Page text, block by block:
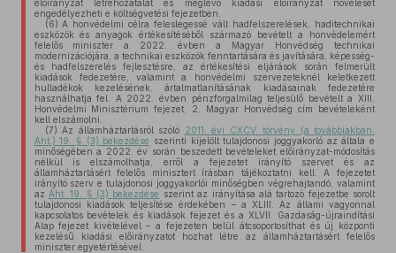
előirányzat létrehozatalát és meglévő kiadási előirányzat növelését
engedélyezheti e költségvetési fejezetben.
(6) A honvédelmi célra feleslegessé vált hadfelszerelések, haditechnikai
eszközök és anyagok értékesítéséből származó bevételt a honvédelemért
felelős miniszter a 2022. évben a Magyar Honvédség technikai
modernizációjára, a technikai eszközök fenntartására és javítására, képesség-
és hadfelszerelés fejlesztésre, az értékesítési eljárások során felmerült
kiadások fedezetére, valamint a honvédelmi szervezeteknél keletkezett
hulladékok kezelésének, ártalmatlanításának kiadásainak fedezetére
használhatja fel. A 2022. évben pénzforgalmilag teljesülő bevételt a XIII.
Honvédelmi Minisztérium fejezet, 2. Magyar Honvédség cím bevételeként
kell elszámolni.
(7) Az államháztartásról szóló 2011. évi CXCV. törvény (a továbbiakban:
Áht.) 19. § (3) bekezdése szerinti kijelölt tulajdonosi joggyakorló az általa e
minőségében a 2022. év során beszedett bevételeket előirányzat-módosítás
nélkül is elszámolhatja, erről a fejezetet irányító szervet és az
államháztartásért felelős minisztert írásban tájékoztatni kell. A fejezetet
irányító szerv e tulajdonosi joggyakorlói minőségben végrehajtandó, valamint
az Áht. 19. § (3) bekezdése szerint az irányítása alá tartozó fejezetbe sorolt
tulajdonosi kiadások teljesítése érdekében – a XLIII. Az állami vagyonnal
kapcsolatos bevételek és kiadások fejezet és a XLVII. Gazdaság-újraindítási
Alap fejezet kivételével – a fejezeten belül átcsoportosíthat és új központi
kezelésű kiadási előirányzatot hozhat létre az államháztartásért felelős
miniszter egyetértésével.